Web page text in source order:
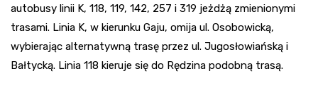
autobusy linii K, 118, 119, 142, 257 i 319 jeżdżą zmienionymi
trasami. Linia K, w kierunku Gaju, omija ul. Osobowicką,
wybierając alternatywną trasę przez ul. Jugosłowiańską i
Bałtycką. Linia 118 kieruje się do Rędzina podobną trasą.